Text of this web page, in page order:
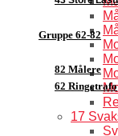
Gruppe 62-82
82 Målere
62 Ringetrafo
17